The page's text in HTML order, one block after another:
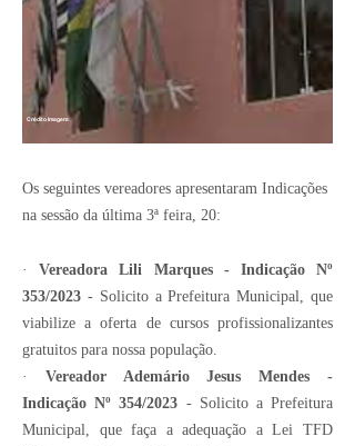
Crédito Imagem:
Os seguintes vereadores apresentaram Indicações
na sessão da última 3ª feira, 20:
·Vereadora Lili Marques - Indicação Nº
353/2023 - Solicito a Prefeitura Municipal, que
viabilize a oferta de cursos profissionalizantes
gratuitos para nossa população.
· Vereador Ademário Jesus Mendes -
Indicação Nº 354/2023 - Solicito a Prefeitura
Municipal, que faça a adequação a Lei TFD